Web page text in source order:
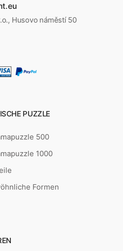
Husovo náměstí 50
PUZZLE
500
1000
Formen